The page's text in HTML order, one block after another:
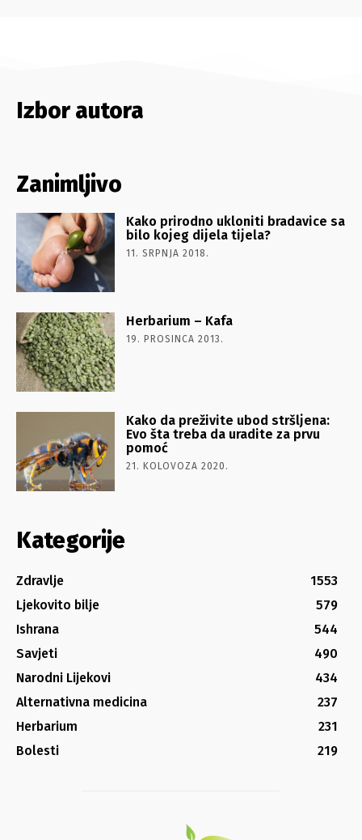
Izbor autora
Zanimljivo
Kako prirodno ukloniti bradavice sa
bilo kojeg dijela tijela?
11. SRPNJA 2018.
Herbarium – Kafa
19. PROSINCA 2013.
Kako da preživite ubod stršljena:
Evo šta treba da uradite za prvu
pomoć
21. KOLOVOZA 2020.
Kategorije
Zdravlje
1553
Ljekovito bilje
579
Ishrana
544
Savjeti
490
Narodni Lijekovi
434
Alternativna medicina
237
Herbarium
231
Bolesti
219